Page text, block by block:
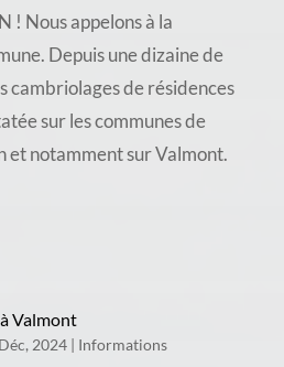
! Nous appelons à la
Depuis une dizaine de
cambriolages de résidences
sur les communes de
et notamment sur Valmont.
Valmont
2024| Informations